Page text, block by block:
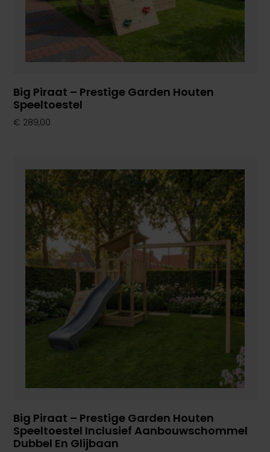
Big Piraat – Prestige Garden Houten
Speeltoestel
€ 289,00
Big Piraat – Prestige Garden Houten
Speeltoestel Inclusief Aanbouwschommel
Dubbel En Glijbaan